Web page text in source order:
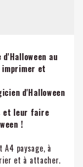
au
et
d'Halloween
et leur faire
!
paysage, à
et à attacher.